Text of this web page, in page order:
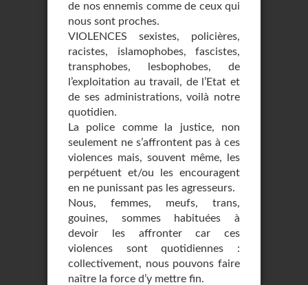
de nos ennemis comme de ceux qui
nous sont proches.
VIOLENCES sexistes, policières,
racistes, islamophobes, fascistes,
transphobes, lesbophobes, de
l’exploitation au travail, de l’Etat et
de ses administrations, voilà notre
quotidien.
La police comme la justice, non
seulement ne s’affrontent pas à ces
violences mais, souvent même, les
perpétuent et/ou les encouragent
en ne punissant pas les agresseurs.
Nous, femmes, meufs, trans,
gouines, sommes habituées à
devoir les affronter car ces
violences sont quotidiennes :
collectivement, nous pouvons faire
naître la force d’y mettre fin.